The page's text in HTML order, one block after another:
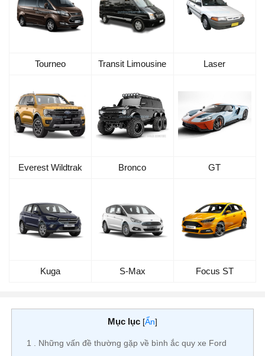
Tourneo Transit Limousine Laser
Everest Wildtrak Bronco GT
Kuga S-Max Focus ST
Mục lục [Ẩn]
1
Những vấn đề thường gặp về bình ắc quy xe Ford